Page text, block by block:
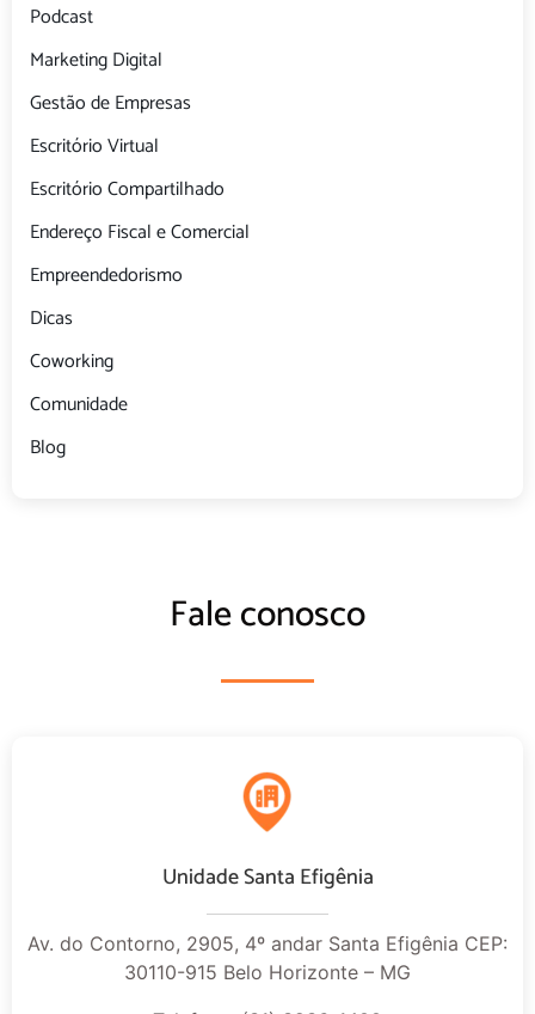
Podcast
Marketing Digital
Gestão de Empresas
Escritório Virtual
Escritório Compartilhado
Endereço Fiscal e Comercial
Empreendedorismo
Dicas
Coworking
Comunidade
Blog
Fale conosco
Unidade Santa Efigênia
Av. do Contorno, 2905, 4º andar Santa Efigênia CEP:
30110-915 Belo Horizonte – MG